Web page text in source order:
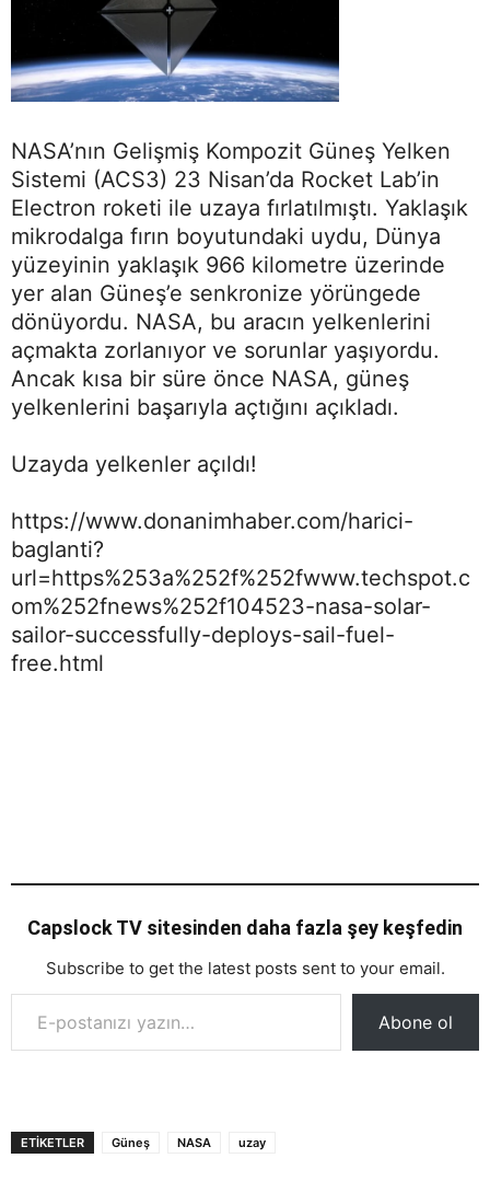
NASA’nın Gelişmiş Kompozit Güneş Yelken
Sistemi (ACS3) 23 Nisan’da Rocket Lab’in
Electron roketi ile uzaya fırlatılmıştı. Yaklaşık
mikrodalga fırın boyutundaki uydu, Dünya
yüzeyinin yaklaşık 966 kilometre üzerinde
yer alan Güneş’e senkronize yörüngede
dönüyordu. NASA, bu aracın yelkenlerini
açmakta zorlanıyor ve sorunlar yaşıyordu.
Ancak kısa bir süre önce NASA, güneş
yelkenlerini başarıyla açtığını açıkladı.
Uzayda yelkenler açıldı!
https://www.donanimhaber.com/harici-
baglanti?
url=https%253a%252f%252fwww.techspot.c
om%252fnews%252f104523-nasa-solar-
sailor-successfully-deploys-sail-fuel-
free.html
Capslock TV sitesinden daha fazla şey keşfedin
Subscribe to get the latest posts sent to your email.
E-postanızı yazın…
Abone ol
ETIKETLER Güneş NASA uzay